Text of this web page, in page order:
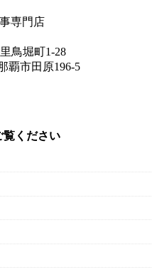
専門店
鳥堀町1-28
市田原196-5
覧ください